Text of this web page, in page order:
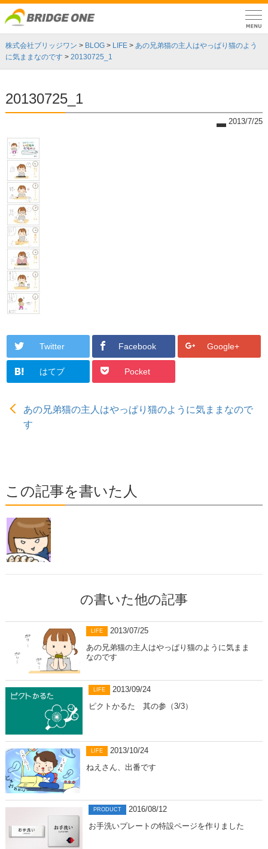
株式会社ブリッジワン > BLOG > LIFE > あの兄弟猫の主人はやっぱり猫のよう
に気ままなのです > 20130725_1
20130725_1
2013/7/25
Twitter Facebook Google+
はてブ Pocket
あの兄弟猫の主人はやっぱり猫のように気ままなので
す
この記事を書いた人
の書いた他の記事
LIFE
2013/07/25
あの兄弟猫の主人はやっぱり猫のように気まま
なのです
LIFE
2013/09/24
ピクトかるた 其の参（3/3）
LIFE
2013/10/24
ねえさん、出番です
PRODUCT
2016/08/12
お手洗いプレートの特設ページを作りました